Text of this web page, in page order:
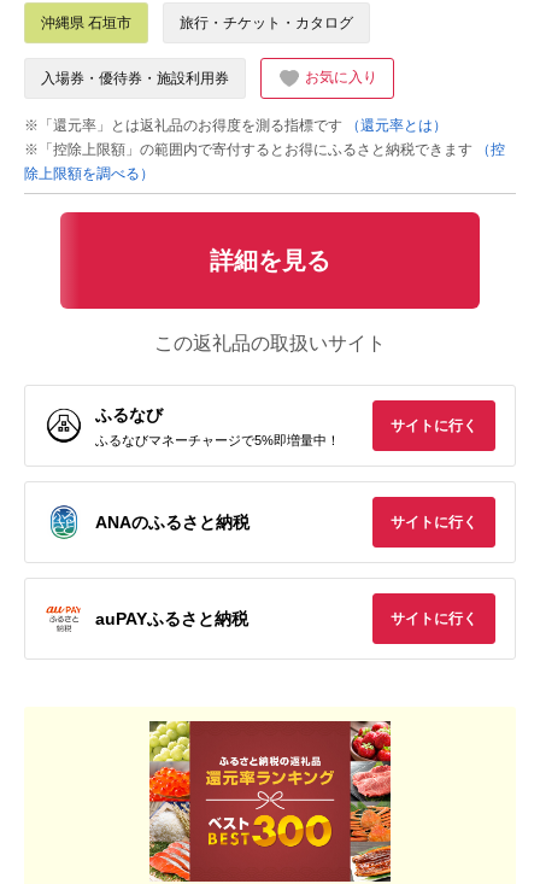
沖縄県 石垣市 旅行・チケット・カタログ
入場券・優待券・施設利用券 お気に入り
※「還元率」とは返礼品のお得度を測る指標です
（還元率とは）
※「控除上限額」の範囲内で寄付するとお得にふるさと納税できます
（控
除上限額を調べる）
詳細を見る
この返礼品の取扱いサイト
ふるなび
ふるなびマネーチャージで5%即増量中！
サイトに行く
ANAのふるさと納税 サイトに行く
auPAYふるさと納税 サイトに行く